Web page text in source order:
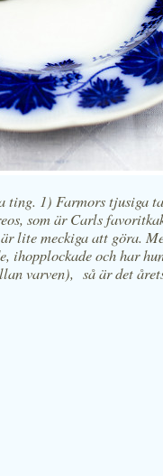
ting. 1) Farmors tjusiga
som är Carls
lite meckiga att göra.
ihopplockade och har
varven), så är det